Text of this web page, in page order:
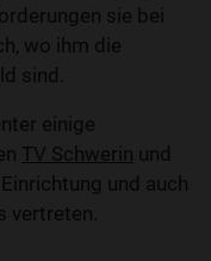
sie bei
wo ihm die
sind.
einige
TV Schwerin und
und auch
vertreten.